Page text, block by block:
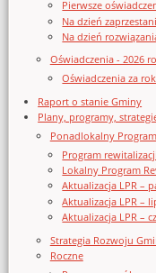
Pierwsze
Na dzień
Na dzień
Oświadczenia - 2026
Oświadczenia za
Raport o stanie Gminy
Plany, programy,
Ponadlokalny
Program
Lokalny Program
Aktualizacja LPR –
Aktualizacja LPR –
Aktualizacja LPR –
Strategia Rozwoju
Roczne